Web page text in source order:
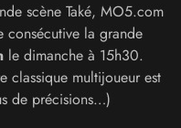
scène Také, MO5.com
consécutive la grande
le dimanche à 15h30.
classique multijoueur est
de précisions…)